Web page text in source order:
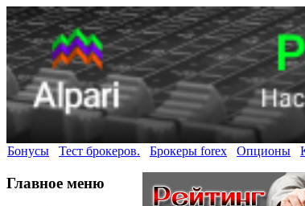
Бонусы Тест брокеров. Брокеры forex Опционы
Главное меню